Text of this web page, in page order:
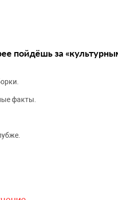
пойдёшь за
факты.